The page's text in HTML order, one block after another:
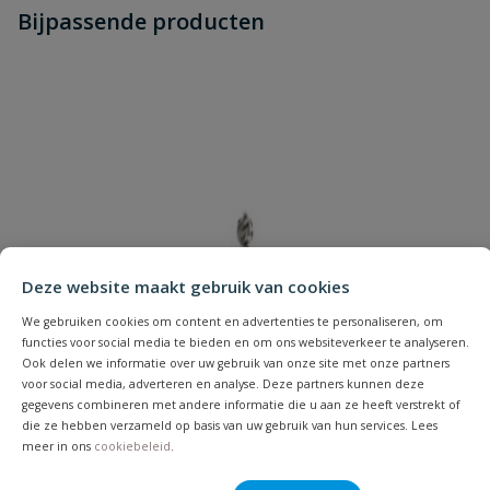
Deze website maakt gebruik van cookies
We gebruiken cookies om content en advertenties te personaliseren, om
functies voor social media te bieden en om ons websiteverkeer te analyseren.
Ook delen we informatie over uw gebruik van onze site met onze partners
voor social media, adverteren en analyse. Deze partners kunnen deze
gegevens combineren met andere informatie die u aan ze heeft verstrekt of
die ze hebben verzameld op basis van uw gebruik van hun services. Lees
meer in ons cookiebeleid.
dit product?
Schrijf zelf een beoordeling
Samenvatting
Beoordeling
Bijpassende producten